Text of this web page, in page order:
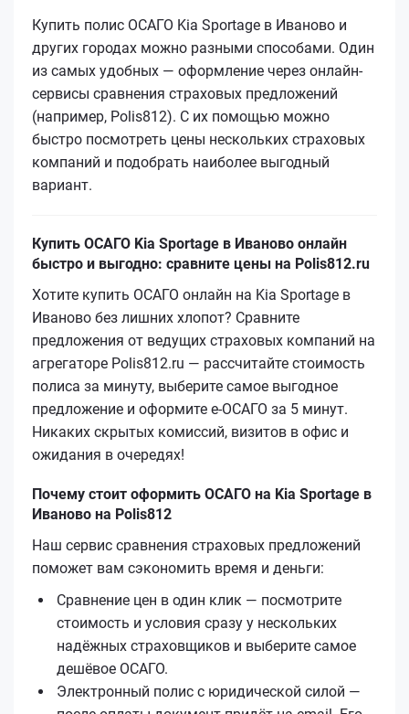
Купить полис ОСАГО Kia Sportage в Иваново и
других городах можно разными способами. Один
из самых удобных — оформление через онлайн-
сервисы сравнения страховых предложений
(например, Polis812). С их помощью можно
быстро посмотреть цены нескольких страховых
компаний и подобрать наиболее выгодный
вариант.
Купить ОСАГО Kia Sportage в Иваново онлайн
быстро и выгодно: сравните цены на Polis812.ru
Хотите купить ОСАГО онлайн на Kia Sportage в
Иваново без лишних хлопот? Сравните
предложения от ведущих страховых компаний на
агрегаторе Polis812.ru — рассчитайте стоимость
полиса за минуту, выберите самое выгодное
предложение и оформите е‑ОСАГО за 5 минут.
Никаких скрытых комиссий, визитов в офис и
ожидания в очередях!
Почему стоит оформить ОСАГО на Kia Sportage в
Иваново на Polis812
Наш сервис сравнения страховых предложений
поможет вам сэкономить время и деньги:
Сравнение цен в один клик — посмотрите
стоимость и условия сразу у нескольких
надёжных страховщиков и выберите самое
дешёвое ОСАГО.
Электронный полис с юридической силой —